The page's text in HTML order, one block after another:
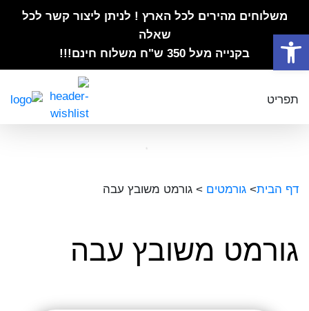
משלוחים מהירים לכל הארץ ! לניתן ליצור קשר לכל
שאלה
בקנייה מעל 350 ש"ח משלוח חינם!!!
תפריט
דף הבית> גורמטים > גורמט משובץ עבה
גורמט משובץ עבה
פתח סרגל נגישות